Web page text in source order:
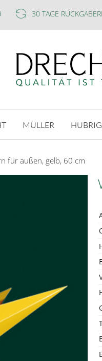
30 TAGE
MÜLLER HUBRIG
für außen, gelb, 60 cm